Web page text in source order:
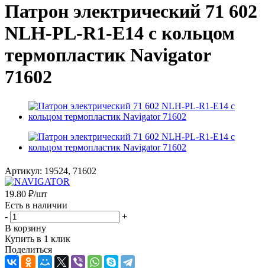
Патрон электрический 71 602
NLH-PL-R1-E14 с кольцом
термопластик Navigator
71602
Артикул: 19524, 71602
19.80 ₽/шт
Есть в наличии
-
+
В корзину
Купить в 1 клик
Поделиться